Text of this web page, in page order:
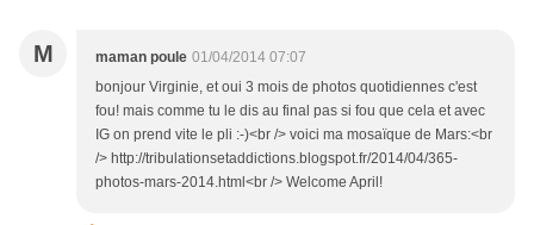
M maman poule 01/04/2014 07:07
bonjour Virginie, et oui 3 mois de photos quotidiennes c'est
fou! mais comme tu le dis au final pas si fou que cela et avec
IG on prend vite le pli :-)<br /> voici ma mosaïque de Mars:<br
/> http://tribulationsetaddictions.blogspot.fr/2014/04/365-
photos-mars-2014.html<br /> Welcome April!